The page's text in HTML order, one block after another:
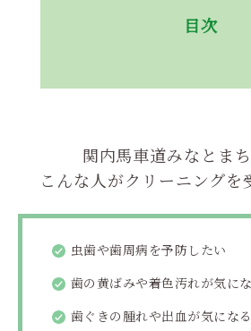
目次
関内馬車道みなとま
こんな人がクリーニングを
虫歯や歯周病を予防したい
歯の黄ばみや着色汚れが気に
歯ぐきの腫れや出血が気になる